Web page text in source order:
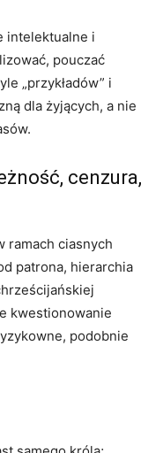
intelektualne i
pouczać
„przykładów” i
dla żyjących, a nie
cenzura,
ramach ciasnych
patrona, hierarchia
kwestionowanie
podobnie